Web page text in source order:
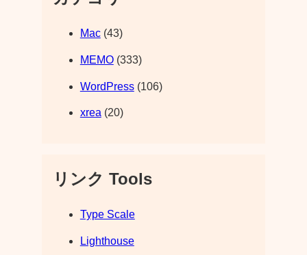
Mac(43)
MEMO(333)
WordPress(106)
xrea (20)
リンク Tools
Type Scale
Lighthouse